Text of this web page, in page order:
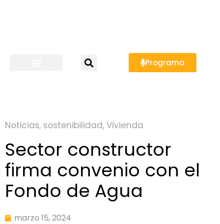
Programa
Noticias, sostenibilidad, Vivienda
Sector constructor
firma convenio con el
Fondo de Agua
marzo 15, 2024